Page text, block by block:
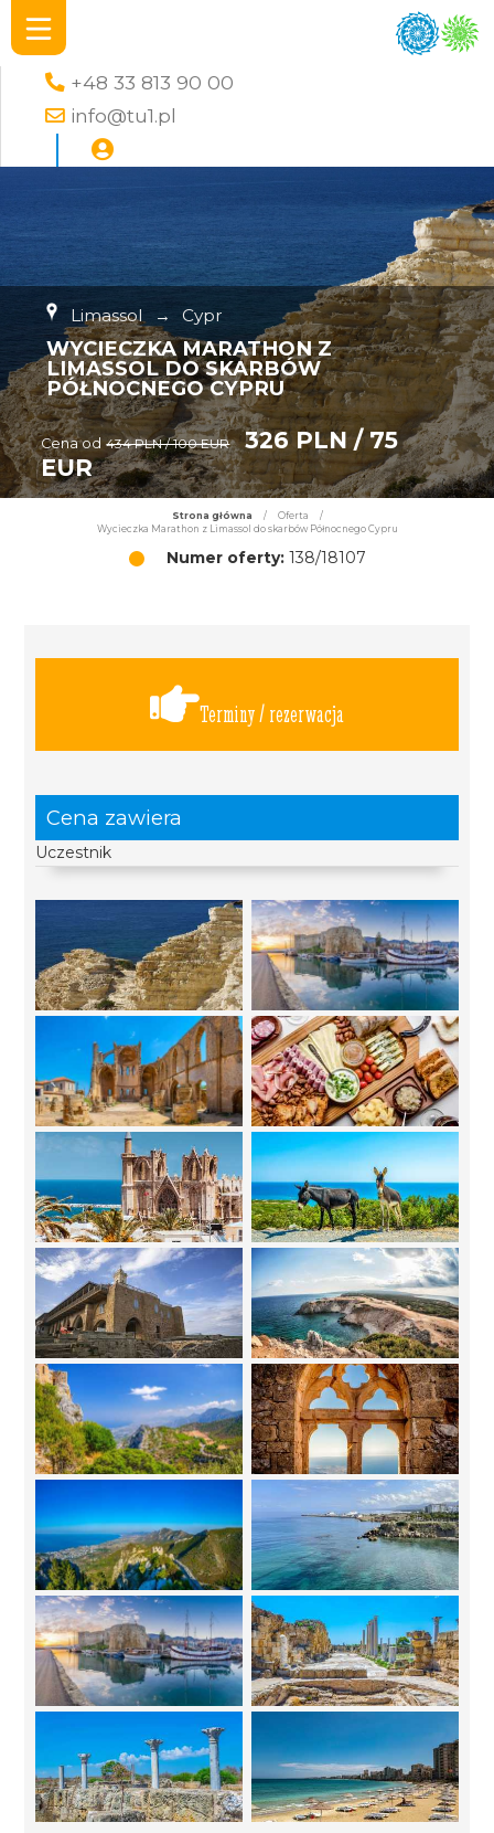
+48 33 813 90 00
info@tu1.pl
Limassol → Cypr
WYCIECZKA MARATHON Z
LIMASSOL DO SKARBÓW
PÓŁNOCNEGO CYPRU
Cena od 434 PLN / 100 EUR
326 PLN / 75
EUR
Strona główna / Oferta
/
Wycieczka Marathon z Limassol do skarbów Północnego Cypru
Numer oferty:138/18107
Terminy / rezerwacja
Cena zawiera
Uczestnik